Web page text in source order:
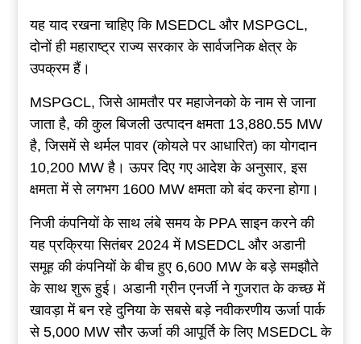
यह याद रखना चाहिए कि MSEDCL और MSPGCL,
दोनों ही महाराष्ट्र राज्य सरकार के सार्वजनिक क्षेत्र के
उपक्रम हैं।
MSPGCL, जिसे आमतौर पर महाजेनको के नाम से जाना
जाता है, की कुल बिजली उत्पादन क्षमता 13,880.55 MW
है, जिसमें से थर्मल पावर (कोयले पर आधारित) का योगदान
10,200 MW है। ऊपर दिए गए आदेश के अनुसार, इस
क्षमता में से लगभग 1600 MW क्षमता को बंद करना होगा।
निजी कंपनियों के साथ लंबे समय के PPA साइन करने की
यह प्रक्रिया सितंबर 2024 में MSEDCL और अडानी
समूह की कंपनियों के बीच हुए 6,600 MW के बड़े समझौते
के साथ शुरू हुई। अडानी ग्रीन एनर्जी ने गुजरात के कच्छ में
खावड़ा में बन रहे दुनिया के सबसे बड़े नवीकरणीय ऊर्जा पार्क
से 5,000 MW सौर ऊर्जा की आपूर्ति के लिए MSEDCL के